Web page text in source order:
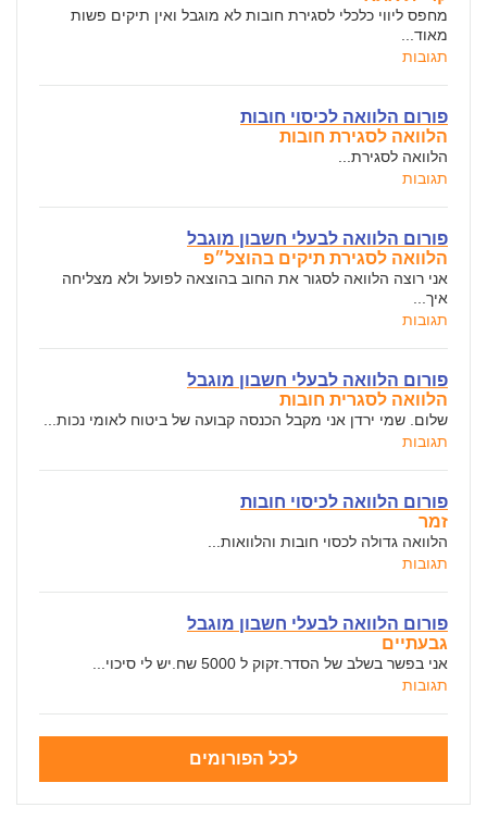
מחפס ליווי כלכלי לסגירת חובות לא מוגבל ואין תיקים פשות
מאוד...
תגובות
פורום הלוואה לכיסוי חובות
הלוואה לסגירת חובות
הלוואה לסגירת...
תגובות
פורום הלוואה לבעלי חשבון מוגבל
הלוואה לסגירת תיקים בהוצל״פ
אני רוצה הלוואה לסגור את החוב בהוצאה לפועל ולא מצליחה
איך...
תגובות
פורום הלוואה לבעלי חשבון מוגבל
הלוואה לסגרית חובות
שלום. שמי ירדן אני מקבל הכנסה קבועה של ביטוח לאומי נכות...
תגובות
פורום הלוואה לכיסוי חובות
זמר
הלוואה גדולה לכסוי חובות והלוואות...
תגובות
פורום הלוואה לבעלי חשבון מוגבל
גבעתיים
אני בפשר בשלב של הסדר.זקוק ל 5000 שח.יש לי סיכוי...
תגובות
לכל הפורומים